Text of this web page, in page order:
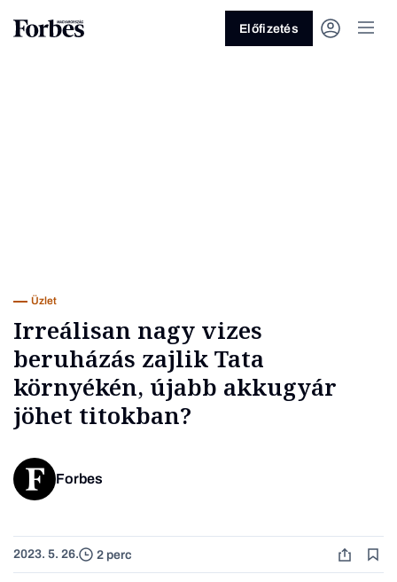
Előfizetés
Üzlet
Irreálisan nagy vizes
beruházás zajlik Tata
környékén, újabb akkugyár
jöhet titokban?
Forbes
2023. 5. 26. 2 perc